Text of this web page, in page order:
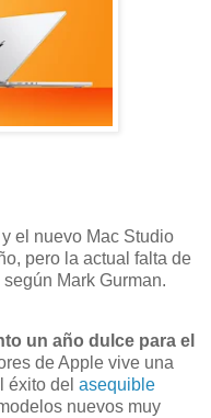
el nuevo Mac Studio
pero la actual falta de
Mark Gurman.
un año dulce para el
de Apple vive una
éxito del asequible
nuevos muy